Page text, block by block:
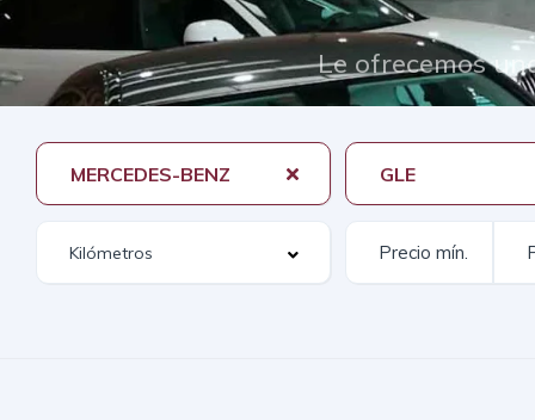
Le ofrecemos
MERCEDES-BENZ GLE